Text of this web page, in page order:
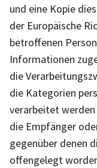
und eine Kopie
der Europäische
betroffenen
Informationen
die
die Kategorien
verarbeitet werden
die Empfänger
gegenüber denen
offengelegt